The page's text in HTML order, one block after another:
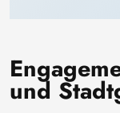
und